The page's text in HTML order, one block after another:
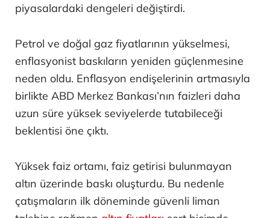
piyasalardaki dengeleri değiştirdi.
Petrol ve doğal gaz fiyatlarının yükselmesi,
enflasyonist baskıların yeniden güçlenmesine
neden oldu. Enflasyon endişelerinin artmasıyla
birlikte ABD Merkez Bankası’nın faizleri daha
uzun süre yüksek seviyelerde tutabileceği
beklentisi öne çıktı.
Yüksek faiz ortamı, faiz getirisi bulunmayan
altın üzerinde baskı oluşturdu. Bu nedenle
çatışmaların ilk döneminde güvenli liman